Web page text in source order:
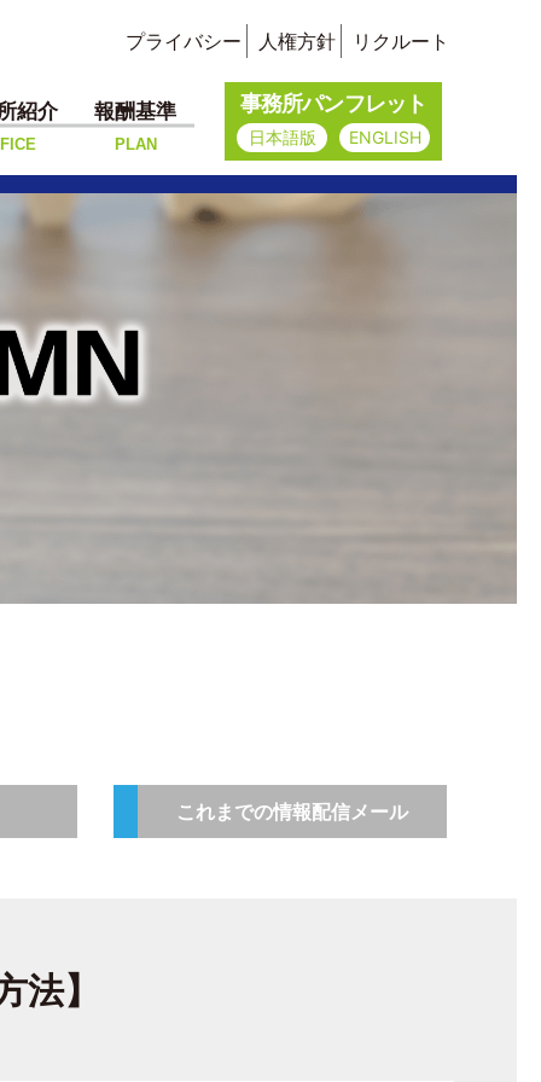
プライバシー 人権方針 リクルート
紹介 報酬基準
PLAN
事務所パンフレット
日本語版 ENGLISH
これまでの情報配信メール
】